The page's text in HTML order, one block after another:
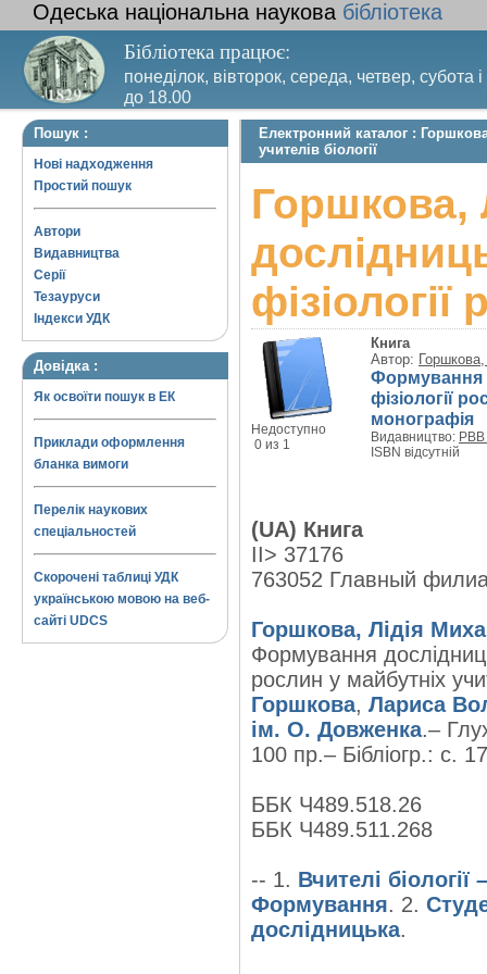
Одеська національна наукова бібліотека
Бібліотека працює:
понеділок, вівторок, середа, четвер, субота
до 18.00
Вихідний день – п’ятниця. Останній четвер
Пошук :
Нові надходження
Простий пошук
Автори
Видавництва
Серії
Тезауруси
Індекси УДК
Довідка :
Як освоїти пошук в ЕК
Приклади оформлення
бланка вимоги
Перелік наукових
спеціальностей
Скорочені таблиці УДК
українською мовою на веб-
сайті UDCS
Електронний каталог :
учителів біології
Горшкова,
Недоступно
0 из 1
Книга
Автор:
Формування
фізіології
монографія
Видавництво: РВВ
ISBN відсутній
(UA) Книга
II> 37176
763052 Главный
Горшкова, Лідія
Формування
рослин у майбутніх
Горшкова, Лариса
ім. О. Довженка.–
100 пр.– Бібліогр.: с.
ББК Ч489.518.26
ББК Ч489.511.268
-- 1. Вчителі
Формування. 2.
дослідницька.